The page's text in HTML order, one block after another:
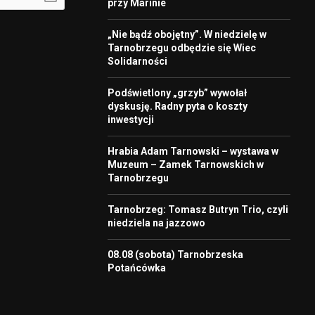
przy Marinie
„Nie bądź obojętny”. W niedzielę w
Tarnobrzegu odbędzie się Wiec
Solidarności
Podświetlony „grzyb” wywołał
dyskusję. Radny pyta o koszty
inwestycji
Hrabia Adam Tarnowski – wystawa w
Muzeum – Zamek Tarnowskich w
Tarnobrzegu
Tarnobrzeg: Tomasz Butryn Trio, czyli
niedziela na jazzowo
08.08 (sobota) Tarnobrzeska
Potańcówka